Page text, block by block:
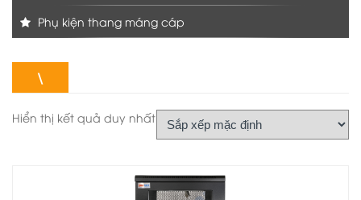
Phụ kiện thang máng cáp
\
Hiển thị kết quả duy nhất